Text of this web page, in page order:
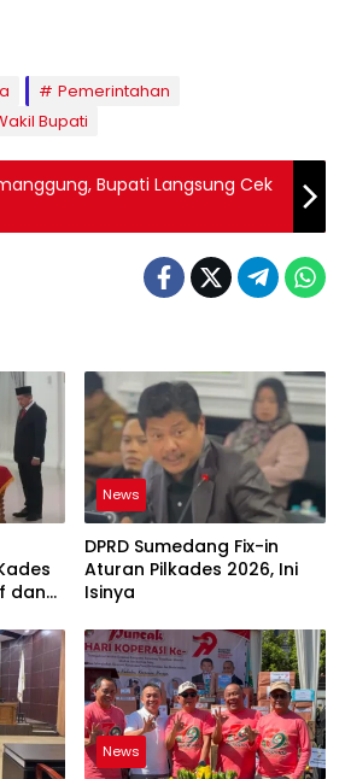
Pemerintahan
Bupati
Bupati Langsung Cek
dan
News
DPRD Sumedang Fix-in
Aturan Pilkades 2026, Ini
Isinya
News